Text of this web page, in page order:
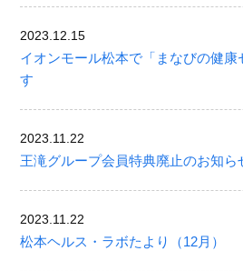
2023.12.15
イオンモール松本で「まなびの健康
す
2023.11.22
王滝グループ会員特典廃止のお知ら
2023.11.22
松本ヘルス・ラボたより（12月）